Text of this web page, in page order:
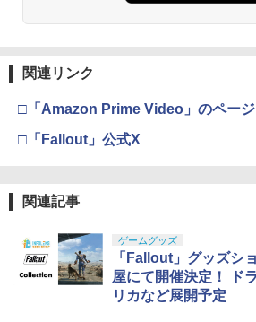
関連リンク
□「Amazon Prime Video」のページ
□「Fallout」公式X
関連記事
ゲームグッズ
「Fallout」グッズシ
屋にて開催決定！ ド
リカなど展開予定